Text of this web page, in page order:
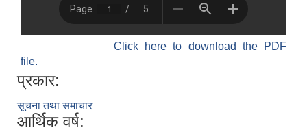
Click here to download the PDF
file.
प्रकार:
सूचना तथा समाचार
आर्थिक वर्ष: